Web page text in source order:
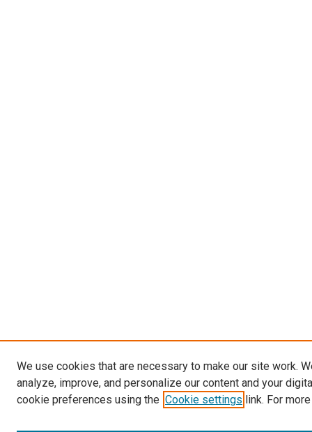
We use cookies that are necessary to make our site work.
analyze, improve, and personalize our content and your
cookie preferences using the Cookie settings link. For